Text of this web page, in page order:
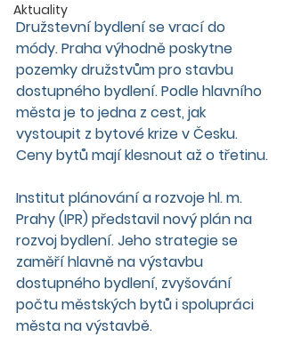
Aktuality
Družstevní bydlení se vrací do
módy. Praha výhodně poskytne
pozemky družstvům pro stavbu
dostupného bydlení. Podle hlavního
města je to jedna z cest, jak
vystoupit z bytové krize v Česku.
Ceny bytů mají klesnout až o třetinu.
Institut plánování a rozvoje hl. m.
Prahy (IPR) představil nový plán na
rozvoj bydlení. Jeho strategie se
zaměří hlavně na výstavbu
dostupného bydlení, zvyšování
počtu městských bytů i spolupráci
města na výstavbě.